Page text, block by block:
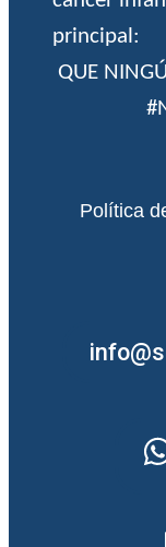
principal:
QUE
Política